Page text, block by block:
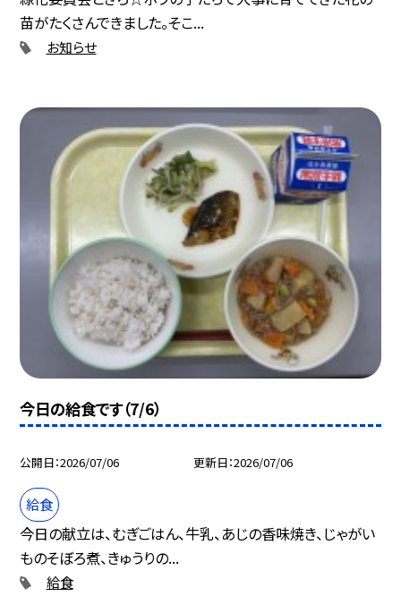
苗がたくさんできました。そこ...
お知らせ
今日の給食です（7/6）
公開日 2026/07/06 更新日 2026/07/06
給食
今日の献立は、むぎごはん、牛乳、あじの香味焼き、じゃがい
ものそぼろ煮、きゅうりの...
給食